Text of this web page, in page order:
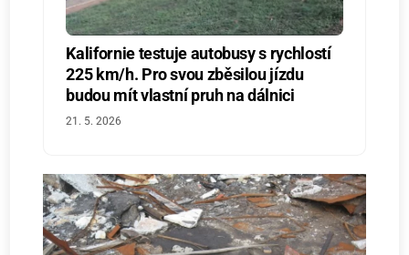
Kalifornie testuje autobusy s rychlostí
225 km/h. Pro svou zběsilou jízdu
budou mít vlastní pruh na dálnici
21. 5. 2026